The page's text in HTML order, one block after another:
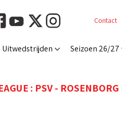
Contact
Uitwedstrijden Seizoen 26/27
: PSV -